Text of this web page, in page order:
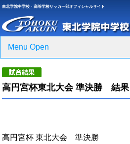
東北学院中学校・高等学校サッカー部オフィシャルサイト
Menu Open
ニュース
スケジュール
高円宮杯東北大会 準決勝 結果
高円宮杯 東北大会 準決勝